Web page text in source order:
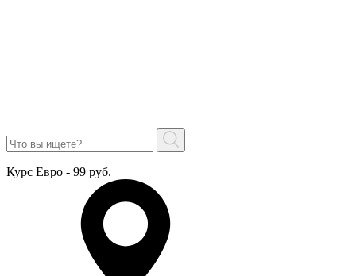
Курс Евро - 99 руб.